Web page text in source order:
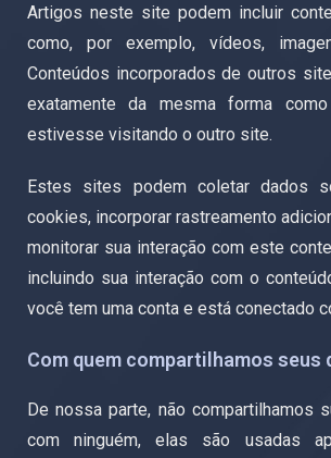
Artigos neste site podem incluir
como, por exemplo, vídeos,
Conteúdos incorporados de outros
exatamente da mesma forma
estivesse visitando o outro site.
Estes sites podem coletar dados
cookies, incorporar rastreamento
monitorar sua interação com este
incluindo sua interação com o
você tem uma conta e está conectado
Com quem compartilhamos seus
De nossa parte, não compartilhamos
com ninguém, elas são usadas